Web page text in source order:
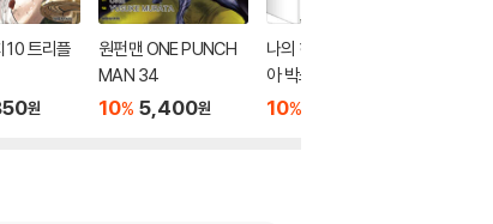
10 트리플
원
원펀맨 ONE PUNCH
MAN 34
10% 5,400원
나의 히어로 아카데미
아 박스 세트 A
10%